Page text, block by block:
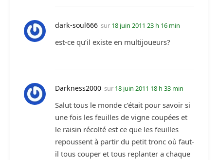
dark-soul666 sur 18 juin 2011 23 h 16 min
est-ce qu’il existe en multijoueurs?
Darkness2000 sur 18 juin 2011 18 h 33 min
Salut tous le monde c’était pour savoir si
une fois les feuilles de vigne coupées et
le raisin récolté est ce que les feuilles
repoussent à partir du petit tronc où faut-
il tous couper et tous replanter a chaque